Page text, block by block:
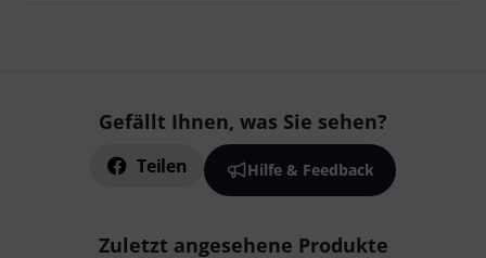
Gefällt Ihnen, was Sie sehen?
Teilen Hilfe & Feedback
Zuletzt angesehene Produkte